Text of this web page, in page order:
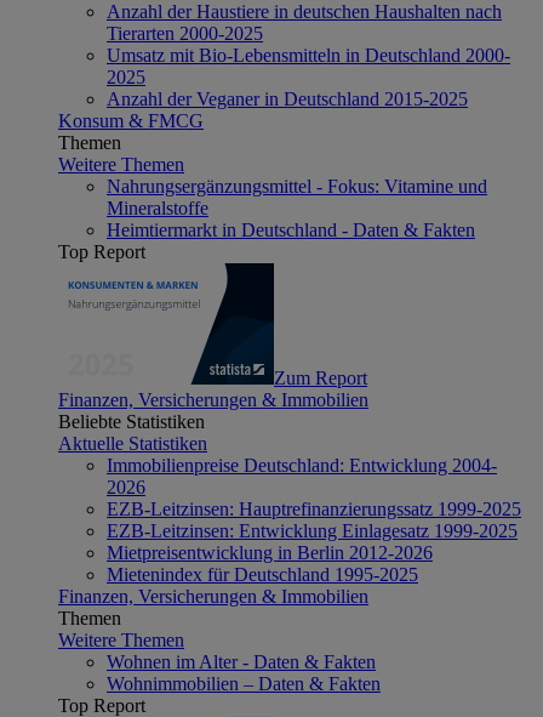
Anzahl der Haustiere in deutschen Haushalten nach
Tierarten 2000-2025
Umsatz mit Bio-Lebensmitteln in Deutschland 2000-
2025
Anzahl der Veganer in Deutschland 2015-2025
Konsum & FMCG
Themen
Weitere Themen
Nahrungsergänzungsmittel - Fokus: Vitamine und
Mineralstoffe
Heimtiermarkt in Deutschland - Daten & Fakten
Top Report
Zum Report
Finanzen, Versicherungen & Immobilien
Beliebte Statistiken
Aktuelle Statistiken
Immobilienpreise Deutschland: Entwicklung 2004-
2026
EZB-Leitzinsen: Hauptrefinanzierungssatz 1999-2025
EZB-Leitzinsen: Entwicklung Einlagesatz 1999-2025
Mietpreisentwicklung in Berlin 2012-2026
Mietenindex für Deutschland 1995-2025
Finanzen, Versicherungen & Immobilien
Themen
Weitere Themen
Wohnen im Alter - Daten & Fakten
Wohnimmobilien – Daten & Fakten
Top Report